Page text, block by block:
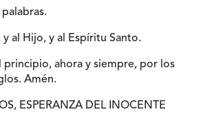
y al Hijo, y al Espíritu Santo.
principio, ahora y siempre, por los
Amén.
ESPERANZA DEL INOCENTE